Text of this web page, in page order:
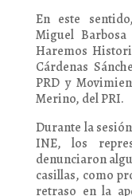
En este
Miguel
Haremos
Cárdenas
PRD y
Merino, del PRI.
Durante la
INE, los
denunciaron
casillas, como
retraso en la